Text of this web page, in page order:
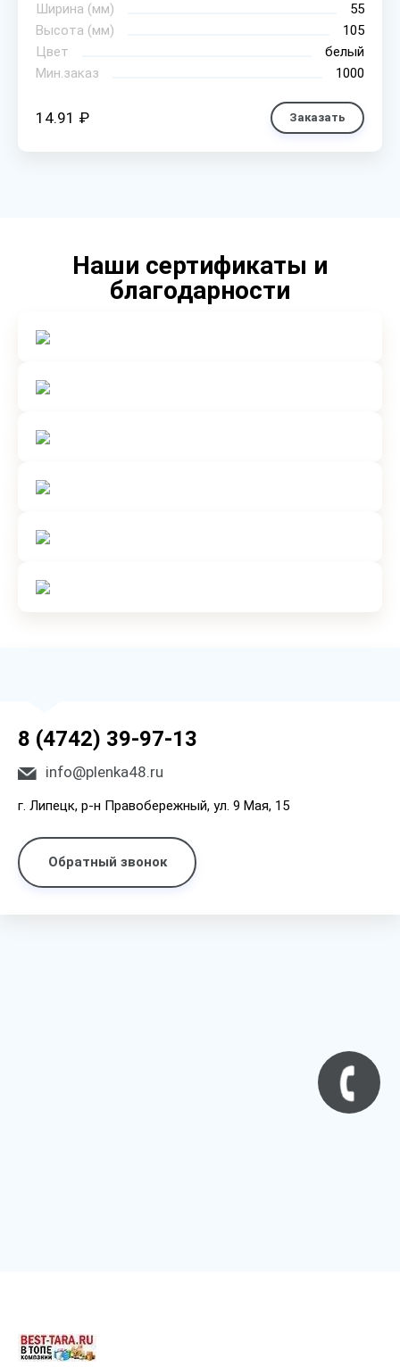
Ширина (мм)
55
Высота (мм)
105
Цвет
белый
Мин.заказ
1000
14.91 ₽ Заказать
Наши сертификаты и
благодарности
8 (4742) 39-97-13
info@plenka48.ru
г. Липецк, р-н Правобережный, ул. 9 Мая, 15
Обратный звонок